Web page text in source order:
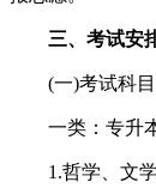
三、考试安
(一)考试科目
一类：专升
1.哲学、文